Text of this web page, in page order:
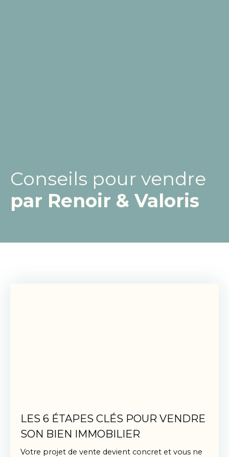
Conseils pour vendre
par Renoir & Valoris
LES 6 ÉTAPES CLÉS POUR VENDRE
SON BIEN IMMOBILIER
Votre projet de vente devient concret et vous ne